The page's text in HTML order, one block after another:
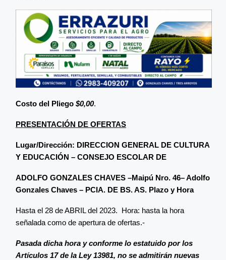
Costo del Pliego $0,00.
PRESENTACIÓN DE OFERTAS
Lugar/Dirección: DIRECCION GENERAL DE CULTURA
Y EDUCACIÓN – CONSEJO ESCOLAR DE
ADOLFO GONZALES CHAVES –Maipú Nro. 46– Adolfo
Gonzales Chaves – PCIA. DE BS. AS. Plazo y Hora
Hasta el 28 de ABRIL del 2023. Hora: hasta la hora
señalada como de apertura de ofertas.-
Pasada dicha hora y conforme lo estatuido por los
Artículos 17 de la Ley 13981, no se admitirán nuevas